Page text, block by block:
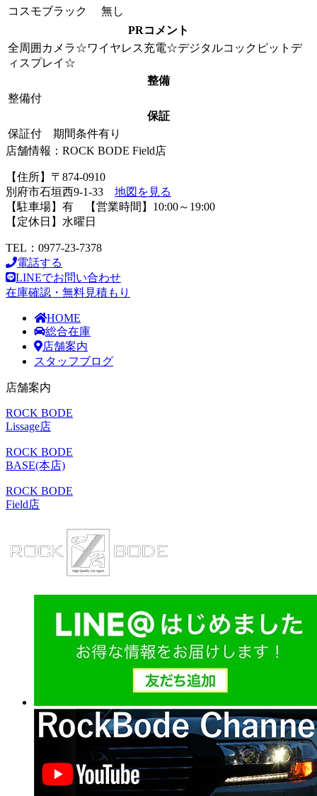
コスモブラック
無し
PRコメント
全周囲カメラ☆ワイヤレス充電☆デジタルコックピットデ
ィスプレイ☆
整備
整備付
保証
保証付 期間条件有り
店舗情報：ROCK BODE Field店
【住所】〒874-0910
別府市石垣西9-1-33 地図を見る
【駐車場】有 【営業時間】10:00～19:00
【定休日】水曜日
TEL：0977-23-7378
電話する
LINEでお問い合わせ
在庫確認・無料見積もり
HOME
総合在庫
店舗案内
スタッフブログ
店舗案内
ROCK BODE
Lissage店
ROCK BODE
BASE(本店)
ROCK BODE
Field店